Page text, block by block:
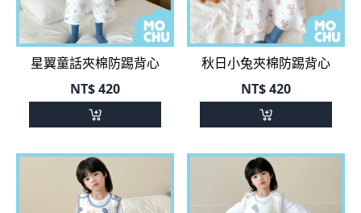
星翼童話夾棉防踢背心
NT$420
秋日小兔夾棉防踢背心
NT$420